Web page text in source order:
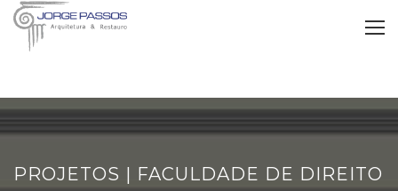
PROJETOS | FACULDADE DE DIREITO